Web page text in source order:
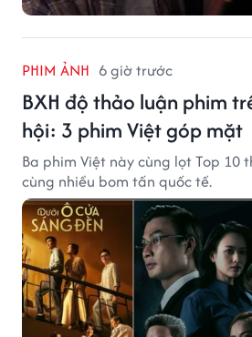
PHIM ẢNH 6 giờ trước
BXH độ thảo luận phim
hội: 3 phim Việt góp mặt
Ba phim Việt này cùng lọt Top 10
cùng nhiều bom tấn quốc tế.